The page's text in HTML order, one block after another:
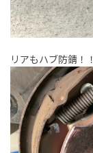
リアもハブ防錆！！